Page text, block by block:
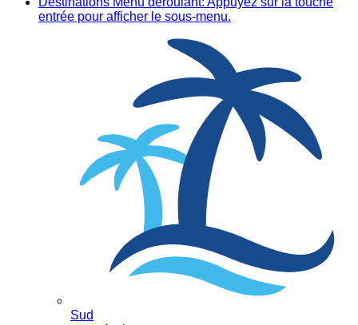
entrée pour afficher le sous-menu.
Sud